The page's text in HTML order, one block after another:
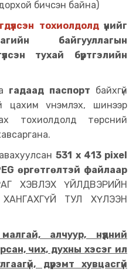
бичсэн байна)
тохиолдолдүүнийг
байгууллагын
тухай бүртгэлийн
гадаад паспорт байхгүй
цахим vнэмлэх, шинээр
тохиолдолд төрсний
531 x 413 pixel
өргөтгөлтэй файлаар
ХЭВЛЭХ ҮЙЛДВЭРИЙН
ТУЛ ХҮЛЭЭН
алчуур, нүдний
чих, духны хэсэг ил
дүрэмт хувцасгүй